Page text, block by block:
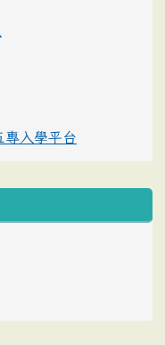
專入學平台